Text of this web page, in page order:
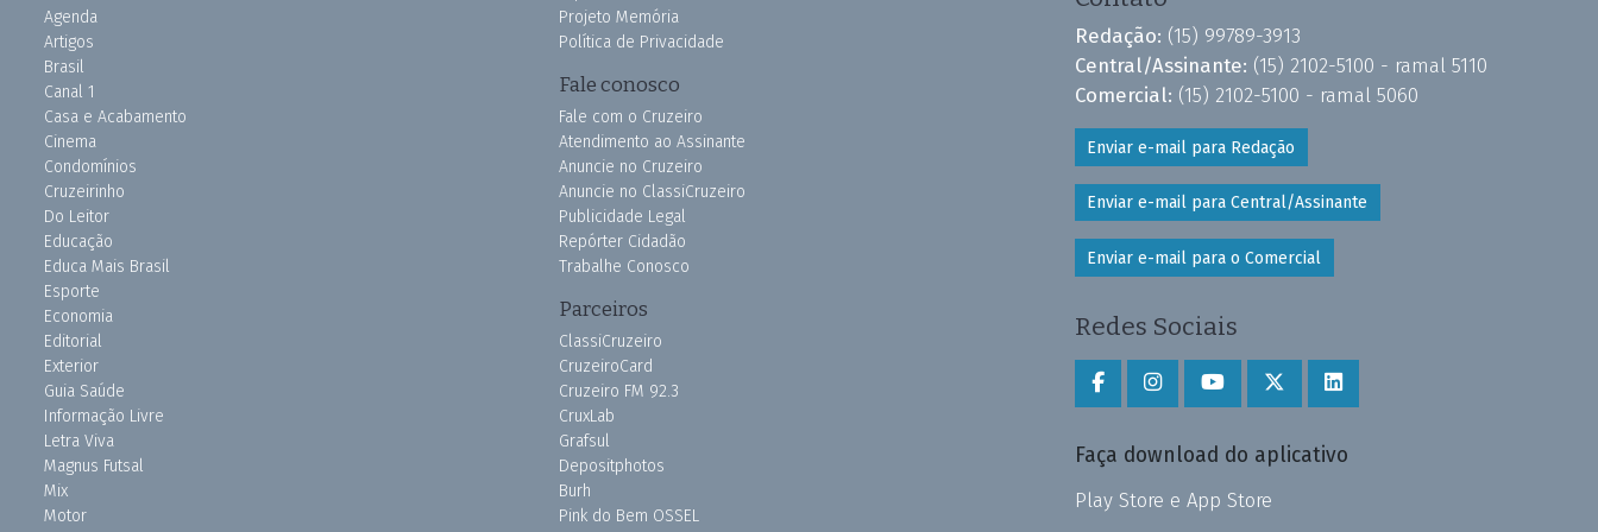
Agenda
Artigos
Brasil
Canal 1
Casa e Acabamento
Cinema
Condomínios
Cruzeirinho
Do Leitor
Educação
Educa Mais Brasil
Esporte
Economia
Editorial
Exterior
Guia Saúde
Informação Livre
Letra Viva
Magnus Futsal
Mix
Motor
Projeto Memória
Política de Privacidade
Fale conosco
Fale com o Cruzeiro
Atendimento ao Assinante
Anuncie no Cruzeiro
Anuncie no ClassiCruzeiro
Publicidade Legal
Repórter Cidadão
Trabalhe Conosco
Parceiros
ClassiCruzeiro
CruzeiroCard
Cruzeiro FM 92.3
CruxLab
Grafsul
Depositphotos
Burh
Pink do Bem OSSEL
Redação: (15) 99789-3913
Central/Assinante: (15) 2102-5100 - ramal 5110
Comercial: (15) 2102-5100 - ramal 5060
Enviar e-mail para Redação
Enviar e-mail para Central/Assinante
Enviar e-mail para o Comercial
Redes Sociais
Faça download do aplicativo
Play Store e App Store